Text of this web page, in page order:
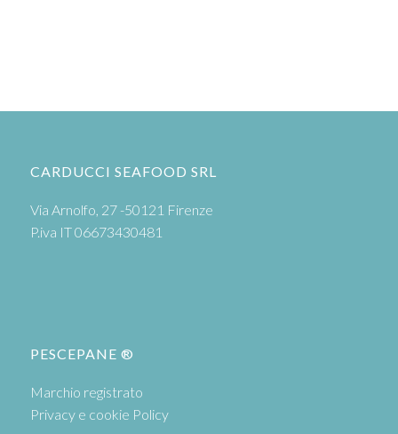
CARDUCCI SEAFOOD SRL
Via Arnolfo, 27 -50121 Firenze
P.iva IT 06673430481
PESCEPANE ®
Marchio registrato
Privacy e cookie Policy